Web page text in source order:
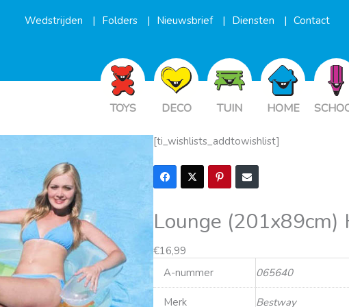
Wedstrijden Folders Nieuwsbrief Diensten Contact
TOYS DECO TUIN HOME
[ti_wishlists_addtowishlist]
Lounge (201x89cm)
€16,99
A-nummer
065640
Merk Bestway